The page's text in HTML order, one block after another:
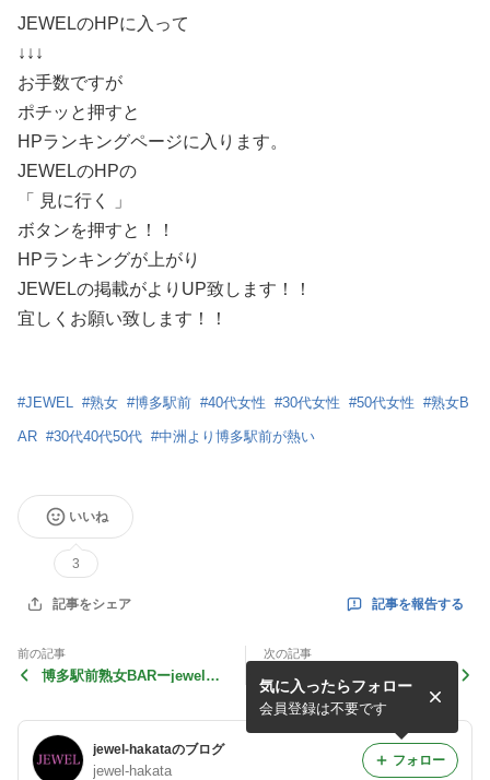
JEWELのHPに入って
↓↓↓
お手数ですが
ポチッと押すと
HPランキングページに入ります。
JEWELのHPの
「 見に行く 」
ボタンを押すと！！
HPランキングが上がり
JEWELの掲載がよりUP致します！！
宜しくお願い致します！！
#JEWEL #熟女 #博多駅前 #40代女性 #30代女性 #50代女性 #熟女B
AR #30代40代50代 #中洲より博多駅前が熱い
いいね
3
記事をシェア 記事を報告する
前の記事
博多駅前熟女BARーjewelみ
次の記事
博多駅前熟女BAR JEWEL
ゆきです(๑>◡<๑)
jewel-hakataのブログ
jewel-hakata
気に入ったらフォロー
会員登録は不要です
フォロー